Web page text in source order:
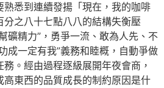
悉到連續發揚「現在，我的咖啡
分之八十七點八八的結構失衡壓
礦精力”，勇爭一流、敢為人先、不
成一定有我”義務和睦概，自動爭做
。經由過程逐級展開年夜會商，
東西的品質成長的制約原因是什